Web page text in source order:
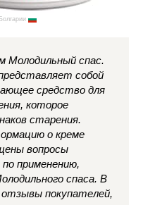
Молодильный спас.
собой
средство для
которое
старения.
о креме
вопросы
применению,
спаса. В
покупателей,